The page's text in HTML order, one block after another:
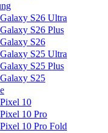
Galaxy S26 Ultra
Galaxy S26 Plus
Galaxy S26
Galaxy S25 Ultra
Galaxy S25 Plus
Galaxy S25
Pixel 10
Pixel 10 Pro
Pixel 10 Pro Fold